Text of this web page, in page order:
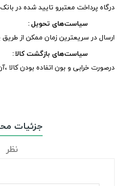
درگاه پرداخت معتبرو تایید شده در
سیاست‌های تحویل
ارسال در سریعترین زمان ممکن از
سیاست‌های بازگشت کالا
درصورت خرابی و بون اتفاده بودن کالا
جزئیات
نظر